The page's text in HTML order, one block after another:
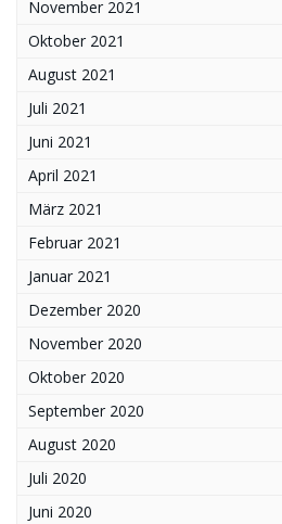
November 2021
Oktober 2021
August 2021
Juli 2021
Juni 2021
April 2021
März 2021
Februar 2021
Januar 2021
Dezember 2020
November 2020
Oktober 2020
September 2020
August 2020
Juli 2020
Juni 2020